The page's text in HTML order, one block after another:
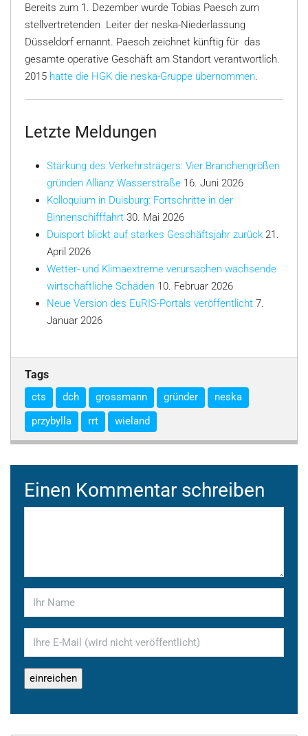
Bereits zum 1. Dezember wurde Tobias Paesch zum
stellvertretenden Leiter der neska-Niederlassung
Düsseldorf ernannt. Paesch zeichnet künftig für das
gesamte operative Geschäft am Standort verantwortlich.
2015 hatte die HGK die neska-Gruppe übernommen.
Letzte Meldungen
Stärkung des Verkehrsträgers: Vier Branchengrößen
gründen Allianz Wasserstraße 16. Juni 2026
Kolloquium in Duisburg: Fortschritte in der
Binnenschifffahrt 30. Mai 2026
Duisport blickt auf starkes Geschäftsjahr zurück 21.
April 2026
Wetter- und Klimaextreme verursachen wachsende
wirtschaftliche Schäden 10. Februar 2026
Neue Version des EuRIS-Portals veröffentlicht 7.
Januar 2026
Tags
cts dch grossmann gründer
neska
przybylla
rrt wieland
Einen Kommentar schreiben